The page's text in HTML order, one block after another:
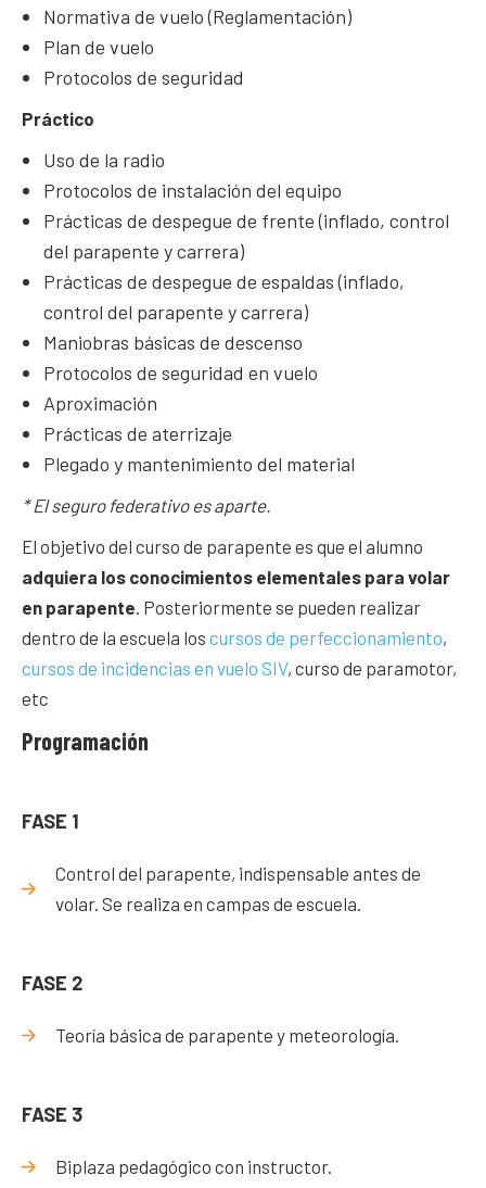
Normativa de vuelo (Reglamentación)
Plan de vuelo
Protocolos de seguridad
Práctico
Uso de la radio
Protocolos de instalación del equipo
Prácticas de despegue de frente (inflado, control
del parapente y carrera)
Prácticas de despegue de espaldas (inflado,
control del parapente y carrera)
Maniobras básicas de descenso
Protocolos de seguridad en vuelo
Aproximación
Prácticas de aterrizaje
Plegado y mantenimiento del material
* El seguro federativo es aparte.
El objetivo del curso de parapente es que el alumno
adquiera los conocimientos elementales para volar
en parapente. Posteriormente se pueden realizar
dentro de la escuela los cursos de perfeccionamiento,
cursos de incidencias en vuelo SIV, curso de paramotor,
etc
Programación
FASE 1
Control del parapente, indispensable antes de
volar. Se realiza en campas de escuela.
FASE 2
Teoría básica de parapente y meteorología.
FASE 3
Biplaza pedagógico con instructor.